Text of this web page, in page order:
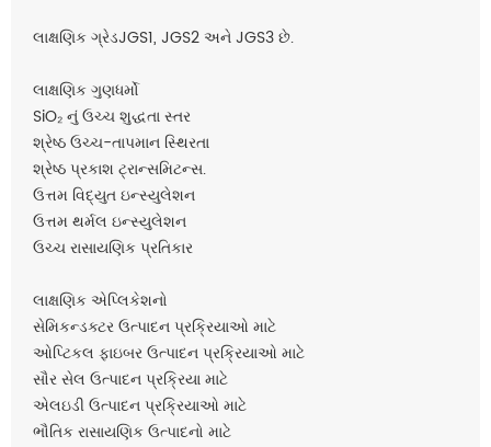
લાક્ષણિક ગ્રેડJGS1, JGS2 અને JGS3 છે.
લાક્ષણિક ગુણધર્મો
SiO₂ નું ઉચ્ચ શુદ્ધતા સ્તર
શ્રેષ્ઠ ઉચ્ચ-તાપમાન સ્થિરતા
શ્રેષ્ઠ પ્રકાશ ટ્રાન્સમિટન્સ.
ઉત્તમ વિદ્યુત ઇન્સ્યુલેશન
ઉત્તમ થર્મલ ઇન્સ્યુલેશન
ઉચ્ચ રાસાયણિક પ્રતિકાર
લાક્ષણિક એપ્લિકેશનો
સેમિકન્ડક્ટર ઉત્પાદન પ્રક્રિયાઓ માટે
ઓપ્ટિકલ ફાઇબર ઉત્પાદન પ્રક્રિયાઓ માટે
સૌર સેલ ઉત્પાદન પ્રક્રિયા માટે
એલઇડી ઉત્પાદન પ્રક્રિયાઓ માટે
ભૌતિક રાસાયણિક ઉત્પાદનો માટે